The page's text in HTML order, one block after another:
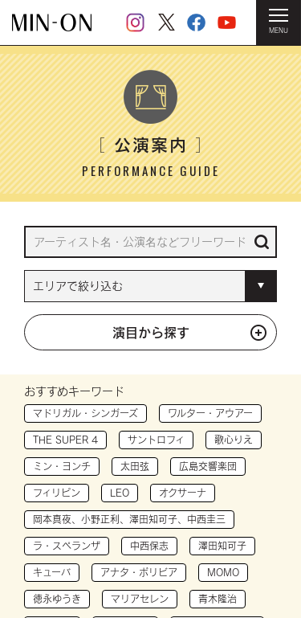
MENU
HOME ＞ 公演案内
［公演案内］
PERFORMANCE GUIDE
演目から探す
おすすめキーワード
マドリガル・シンガーズ ワルター・アウアー
THE SUPER 4 サントロフィ 歌心りえ
ミン・ヨンチ 太田弦 広島交響楽団
フィリピン LEO オクサーナ
岡本真夜、小野正利、澤田知可子、中西圭三
ラ・スペランザ 中西保志 澤田知可子
キューバ アナタ・ボリビア MOMO
徳永ゆうき マリアセレン 青木隆治